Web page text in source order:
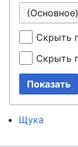
Скрыть
Скрыть
Показать
Щука